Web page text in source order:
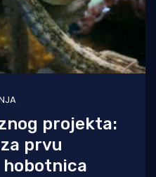
projekta:
prvu